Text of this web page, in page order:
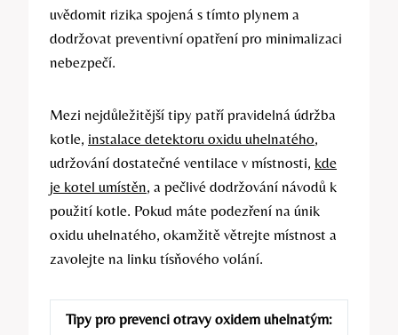
uvědomit rizika spojená s tímto plynem a
dodržovat preventivní opatření pro minimalizaci
nebezpečí.
Mezi nejdůležitější tipy patří pravidelná údržba
kotle, instalace detektoru oxidu uhelnatého,
udržování dostatečné ventilace v místnosti, kde
je kotel umístěn, a pečlivé dodržování návodů k
použití kotle. Pokud máte podezření na únik
oxidu uhelnatého, okamžitě větrejte místnost a
zavolejte na linku tísňového volání.
Tipy pro prevenci otravy oxidem uhelnatým: